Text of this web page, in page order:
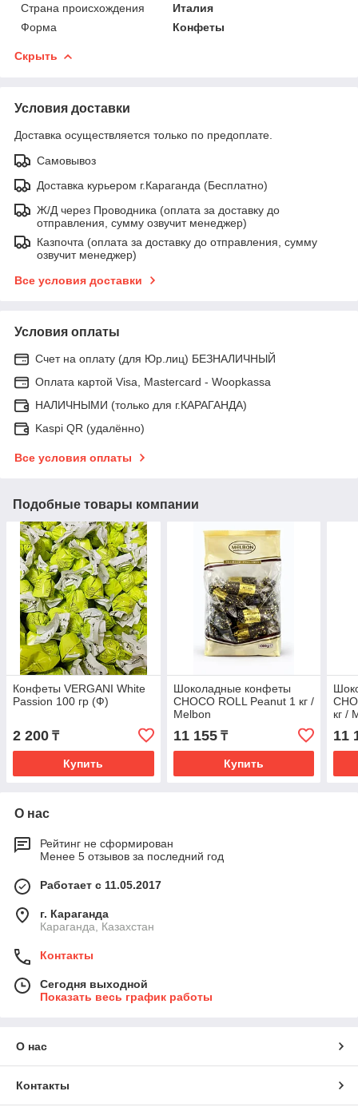
Страна происхождения
Италия
Форма
Конфеты
Скрыть
Условия доставки
Доставка осуществляется только по предоплате.
Самовывоз
Доставка курьером г.Караганда (Бесплатно)
Ж/Д через Проводника (оплата за доставку до
отправления, сумму озвучит менеджер)
Казпочта (оплата за доставку до отправления, сумму
озвучит менеджер)
Все условия доставки
Условия оплаты
Счет на оплату (для Юр.лиц) БЕЗНАЛИЧНЫЙ
Оплата картой Visa, Mastercard - Woopkassa
НАЛИЧНЫМИ (только для г.КАРАГАНДА)
Kaspi QR (удалённо)
Все условия оплаты
Подобные товары компании
Конфеты VERGANI White
Passion 100 гр (Ф)
2 200 ₸
Купить
Шоколадные конфеты
CHOCO ROLL Peanut 1 кг /
Melbon
11 155₸
Купить
кг /
11
О нас
Рейтинг не сформирован
Менее 5 отзывов за последний год
Работает с 11.05.2017
г. Караганда
Караганда, Казахстан
Контакты
Сегодня выходной
Показать весь график работы
О нас
Контакты